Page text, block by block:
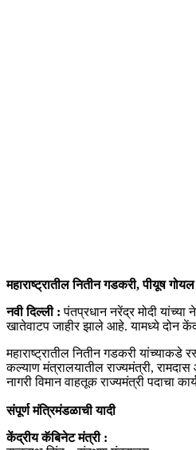
महाराष्ट्रातील नितीन गडकरी, पीयूष
नवी दिल्ली : पंतप्रधान नरेंद्र मोदी
खातेवाटप जाहीर झाले आहे. यामध्ये दोन
महाराष्ट्रातील नितीन गडकरी यांच्याकडे
कल्याण मंत्रालयातील राज्यमंत्री,
नागरी विमान वाहतूक राज्यमंत्री पदाचा
संपूर्ण मंत्रिमंडळाची यादी
केंद्रीय कॅबिनेट मंत्री :